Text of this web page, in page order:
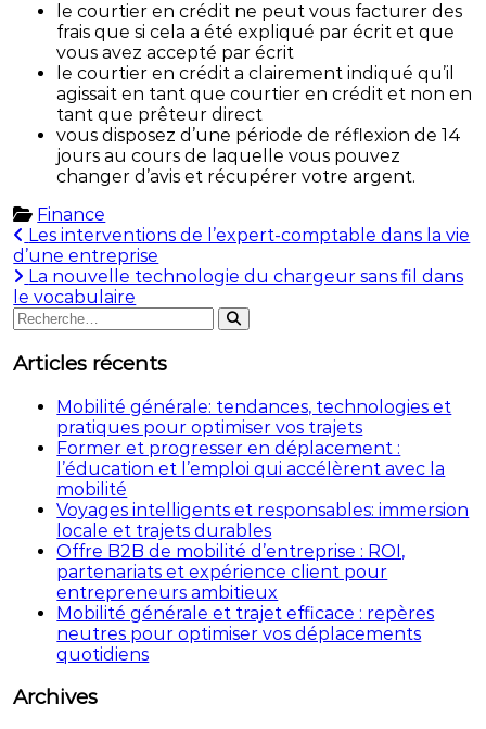
le courtier en crédit ne peut vous facturer des
frais que si cela a été expliqué par écrit et que
vous avez accepté par écrit
le courtier en crédit a clairement indiqué qu’il
agissait en tant que courtier en crédit et non en
tant que prêteur direct
vous disposez d’une période de réflexion de 14
jours au cours de laquelle vous pouvez
changer d’avis et récupérer votre argent.
Finance
Navigation
de
l’article
Les interventions de l’expert-comptable dans la vie
d’une entreprise
La nouvelle technologie du chargeur sans fil dans
le vocabulaire
Rechercher
Rechercher
Articles récents
Mobilité générale: tendances, technologies et
pratiques pour optimiser vos trajets
Former et progresser en déplacement :
l’éducation et l’emploi qui accélèrent avec la
mobilité
Voyages intelligents et responsables: immersion
locale et trajets durables
Offre B2B de mobilité d’entreprise : ROI,
partenariats et expérience client pour
entrepreneurs ambitieux
Mobilité générale et trajet efficace : repères
neutres pour optimiser vos déplacements
quotidiens
Archives